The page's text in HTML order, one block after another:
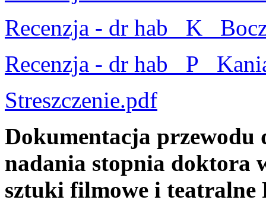
Recenzja - dr hab_ K_
Recenzja - dr hab_ P_
Streszczenie.pdf
Dokumentacja przewodu
nadania stopnia doktora
sztuki filmowe i